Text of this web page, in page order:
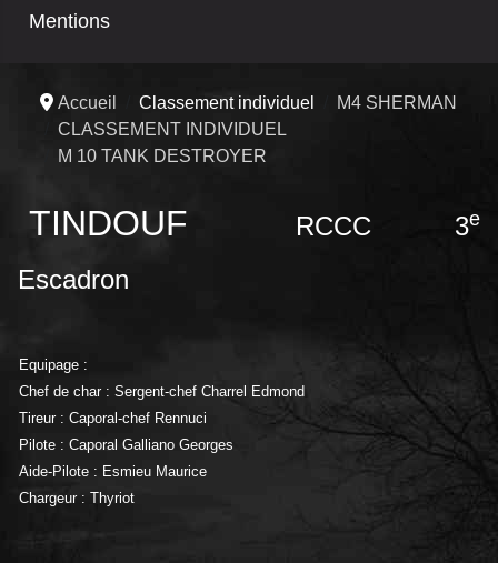
Mentions
Accueil Classement individuel
M4 SHERMAN
CLASSEMENT INDIVIDUEL
M 10 TANK DESTROYER
TINDOUF RCCC 3e
Escadron
Equipage :
Chef de char : Sergent-chef Charrel Edmond
Tireur : Caporal-chef Rennuci
Pilote : Caporal Galliano Georges
Aide-Pilote : Esmieu Maurice
Chargeur : Thyriot